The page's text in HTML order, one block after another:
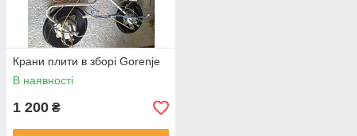
Крани плити в зборі Gorenje
В наявності
1 200 ₴